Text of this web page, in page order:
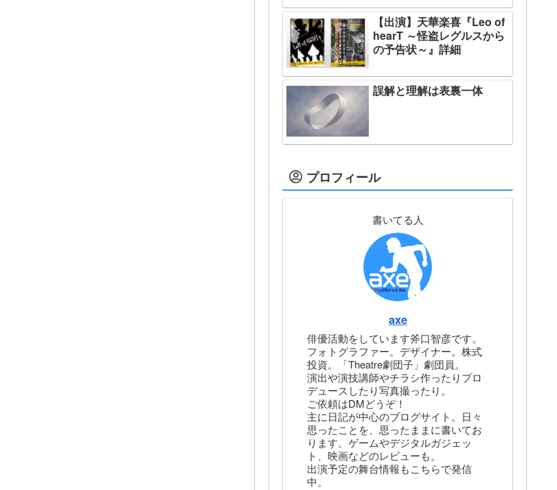
【出演】天華楽喜『Leo of
hearT ～怪盗レグルスから
の予告状～』詳細
誤解と理解は表裏一体
プロフィール
書いてる人
axe
俳優活動をしています斧口智彦です。
フォトグラファー。デザイナー。株式
投資。「Theatre劇団子」劇団員。
演出や演技講師やチラシ作ったりプロ
デュースしたり写真撮ったり。
ご依頼はDMどうぞ！
主に日記が中心のブログサイト。日々
思ったことを、思ったままに書いてお
ります。ゲームやデジタルガジェッ
ト、映画などのレビューも。
出演予定の舞台情報もこちらで発信
中。